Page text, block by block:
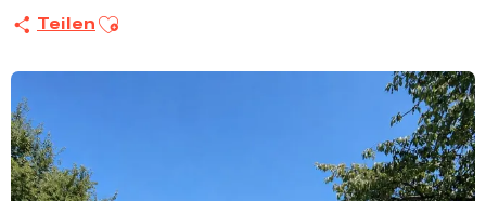
Teilen Ajouter aux favoris